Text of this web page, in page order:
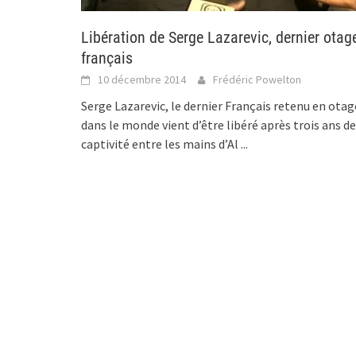
Libération de Serge Lazarevic, dernier
français
10 décembre 2014 Frédéric Powelton
Serge Lazarevic, le dernier Français retenu en
dans le monde vient d’être libéré après trois ans de
captivité entre les mains d’Al ...